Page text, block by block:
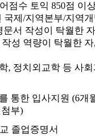
점수 토익 850점 이
국제/지역본부/지역
문서 작성이 탁월한 자
성 역량이 탁월한
, 정치외교학 등 사
통한 입사지원 (6개
부)
학교 졸업